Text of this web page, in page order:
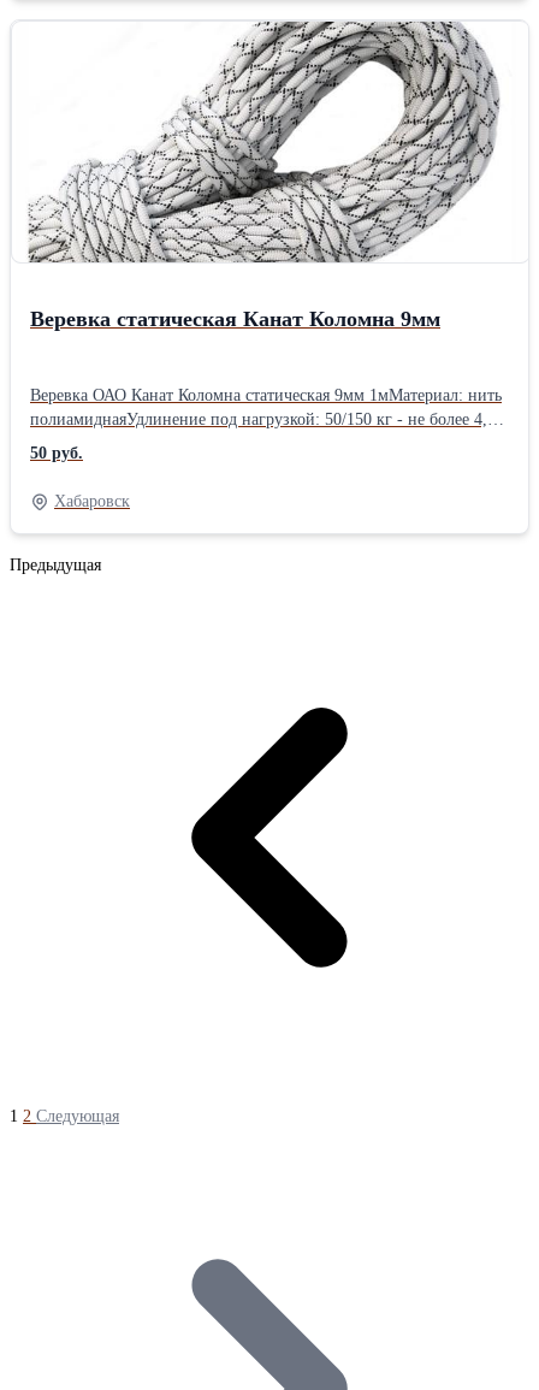
Веревка статическая Канат Коломна 9мм
Веревка ОАО Канат Коломна статическая 9мм 1мМатериал: нить
полиамиднаяУдлинение под нагрузкой: 50/150 кг - не более 4,
6%Максимальная сила рывка: не более 3, 3 кНКоличество
рывков до разрыва: 4 шт.Разрывная нагрузка: 22, 6
кНКоэффициент узловязания: 0, 9Смещение оплетки: 4, 1
ммДиаметр: 8, 8 мм Тип веревки Статическая
50 руб.
Хабаровск
Предыдущая
1 2 Следующая